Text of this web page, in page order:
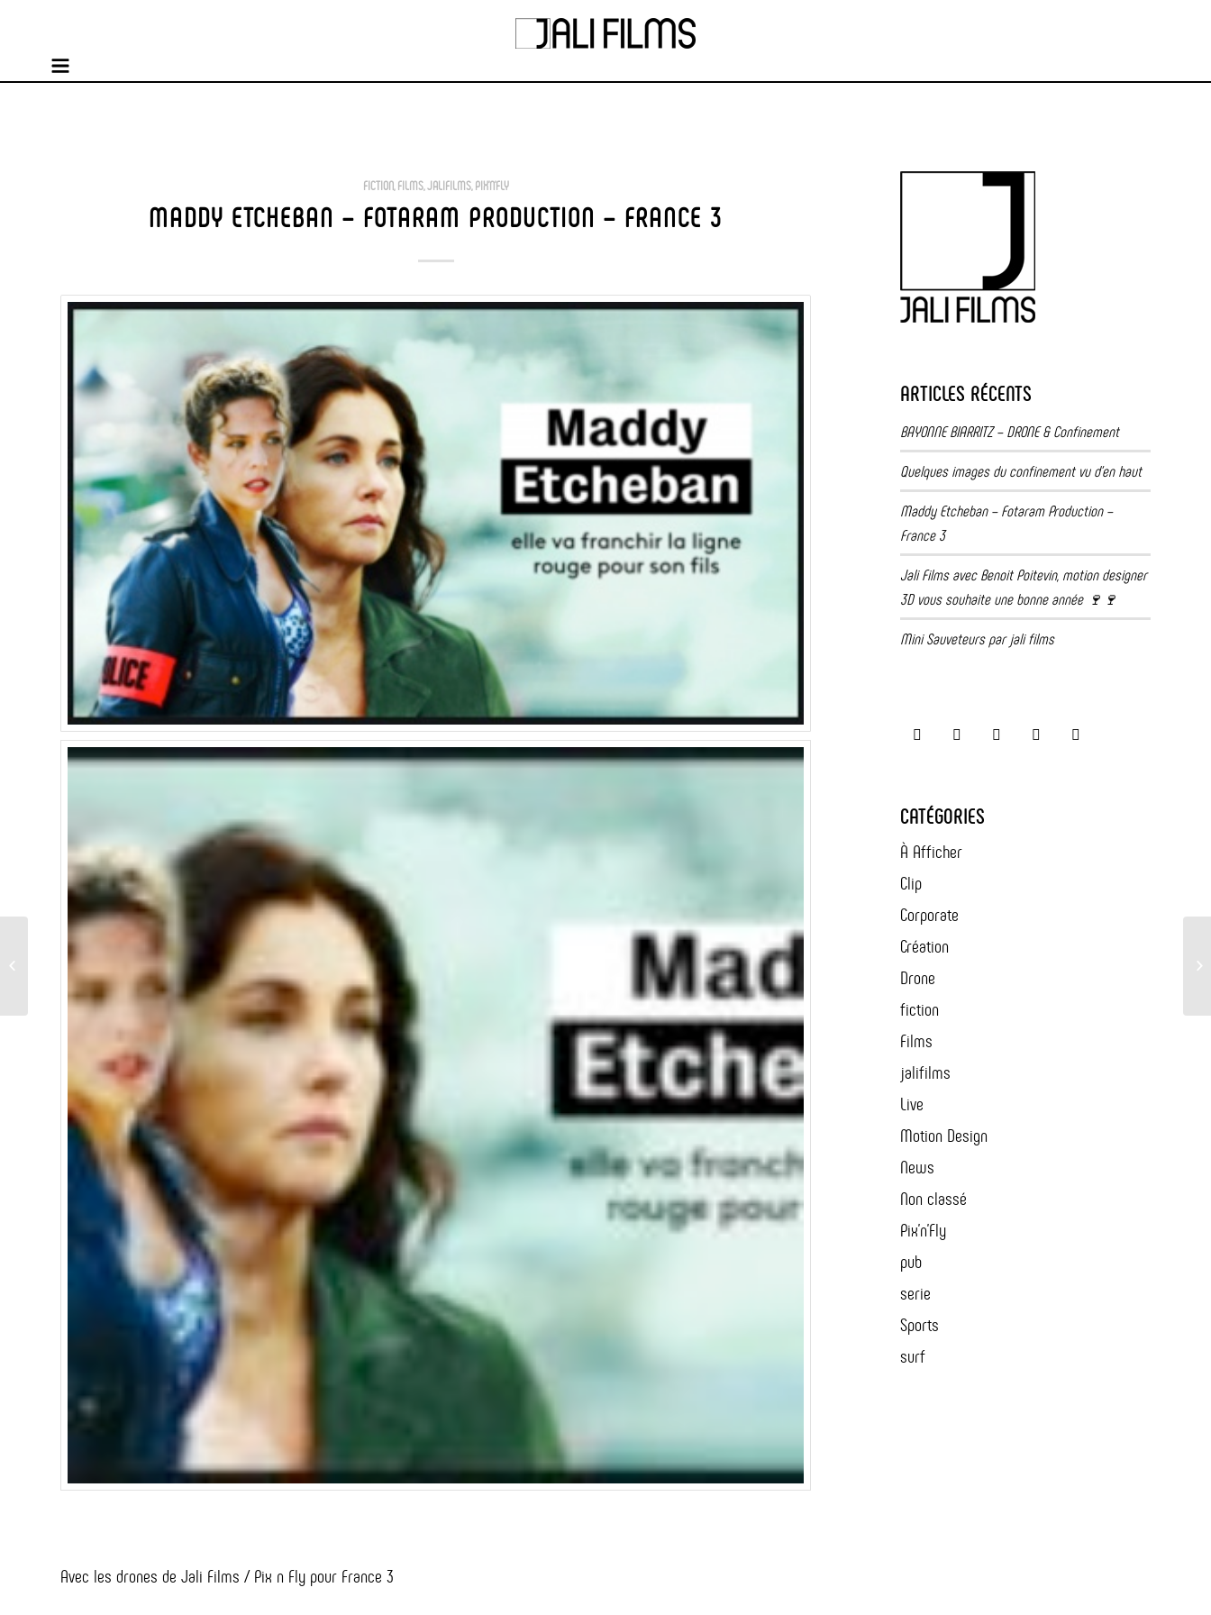
FICTION,FILMS,JALIFILMS,PIX'N'FLY
MADDY ETCHEBAN – FOTARAM PRODUCTION – FRANCE 3
Avec les drones de Jali Films / Pix n Fly pour France 3
ARTICLES RÉCENTS
BAYONNE BIARRITZ – DRONE & Confinement
Quelques images du confinement vu d’en haut
Maddy Etcheban – Fotaram Production –
France 3
Jali Films avec Benoit Poitevin, motion designer
3D vous souhaite une bonne année 🍷🍷
Mini Sauveteurs par jali films
CATÉGORIES
À Afficher
Clip
Corporate
Création
Drone
fiction
Films
jalifilms
Live
Motion Design
News
Non classé
Pix'n'Fly
pub
serie
Sports
surf
Jali Films avec Benoit Poitevin,
motion designer 3D vous
souhaite une bonne...